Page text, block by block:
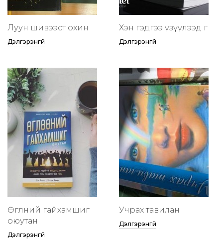
Луун шивээст охин
Дэлгэрэнгүй
Хэн гэдгээ үзүүлээд өг
Дэлгэрэнгүй
Өглөөний гайхамшиг
оюутан
Дэлгэрэнгүй
Учрах тавилан
Дэлгэрэнгүй